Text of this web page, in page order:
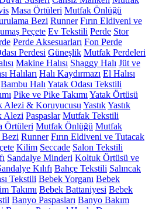
Masa Örtüleri Mutfak Önlüğü
Bezi Runner Fırın Eldiveni ve
Peçete Ev Tekstili Perde Stor
Perde Aksesuarları Fon Perde
Perdesi Güneşlik Mutfak Perdeleri
Makine Halısı Shaggy Halı Jüt ve
Halıları Halı Kaydırmazı El Halısı
Bambu Halı Yatak Odası Tekstili
Pike ve Pike Takımı Yatak Örtüsü
Alezi & Koruyucusu YastıkYastık
Alezi Paspaslar Mutfak Tekstili
Örtüleri Mutfak Önlüğü Mutfak
Runner Fırın Eldiveni ve Tutacak
Kilim Seccade Salon Tekstili
Sandalye Minderi Koltuk Örtüsü ve
Kılıfı Bahçe Tekstili Salıncak
Tekstili Bebek Yorganı Bebek
Takımı Bebek Battaniyesi Bebek
Banyo Paspasları Banyo Bakım